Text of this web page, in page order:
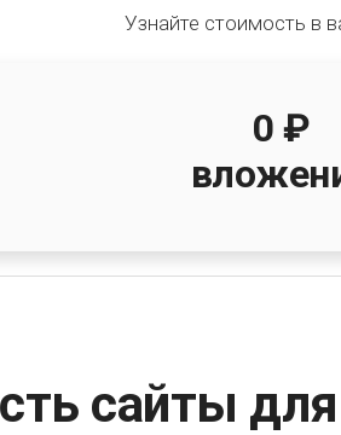
Узнайте стоимость в
0 ₽
сайты